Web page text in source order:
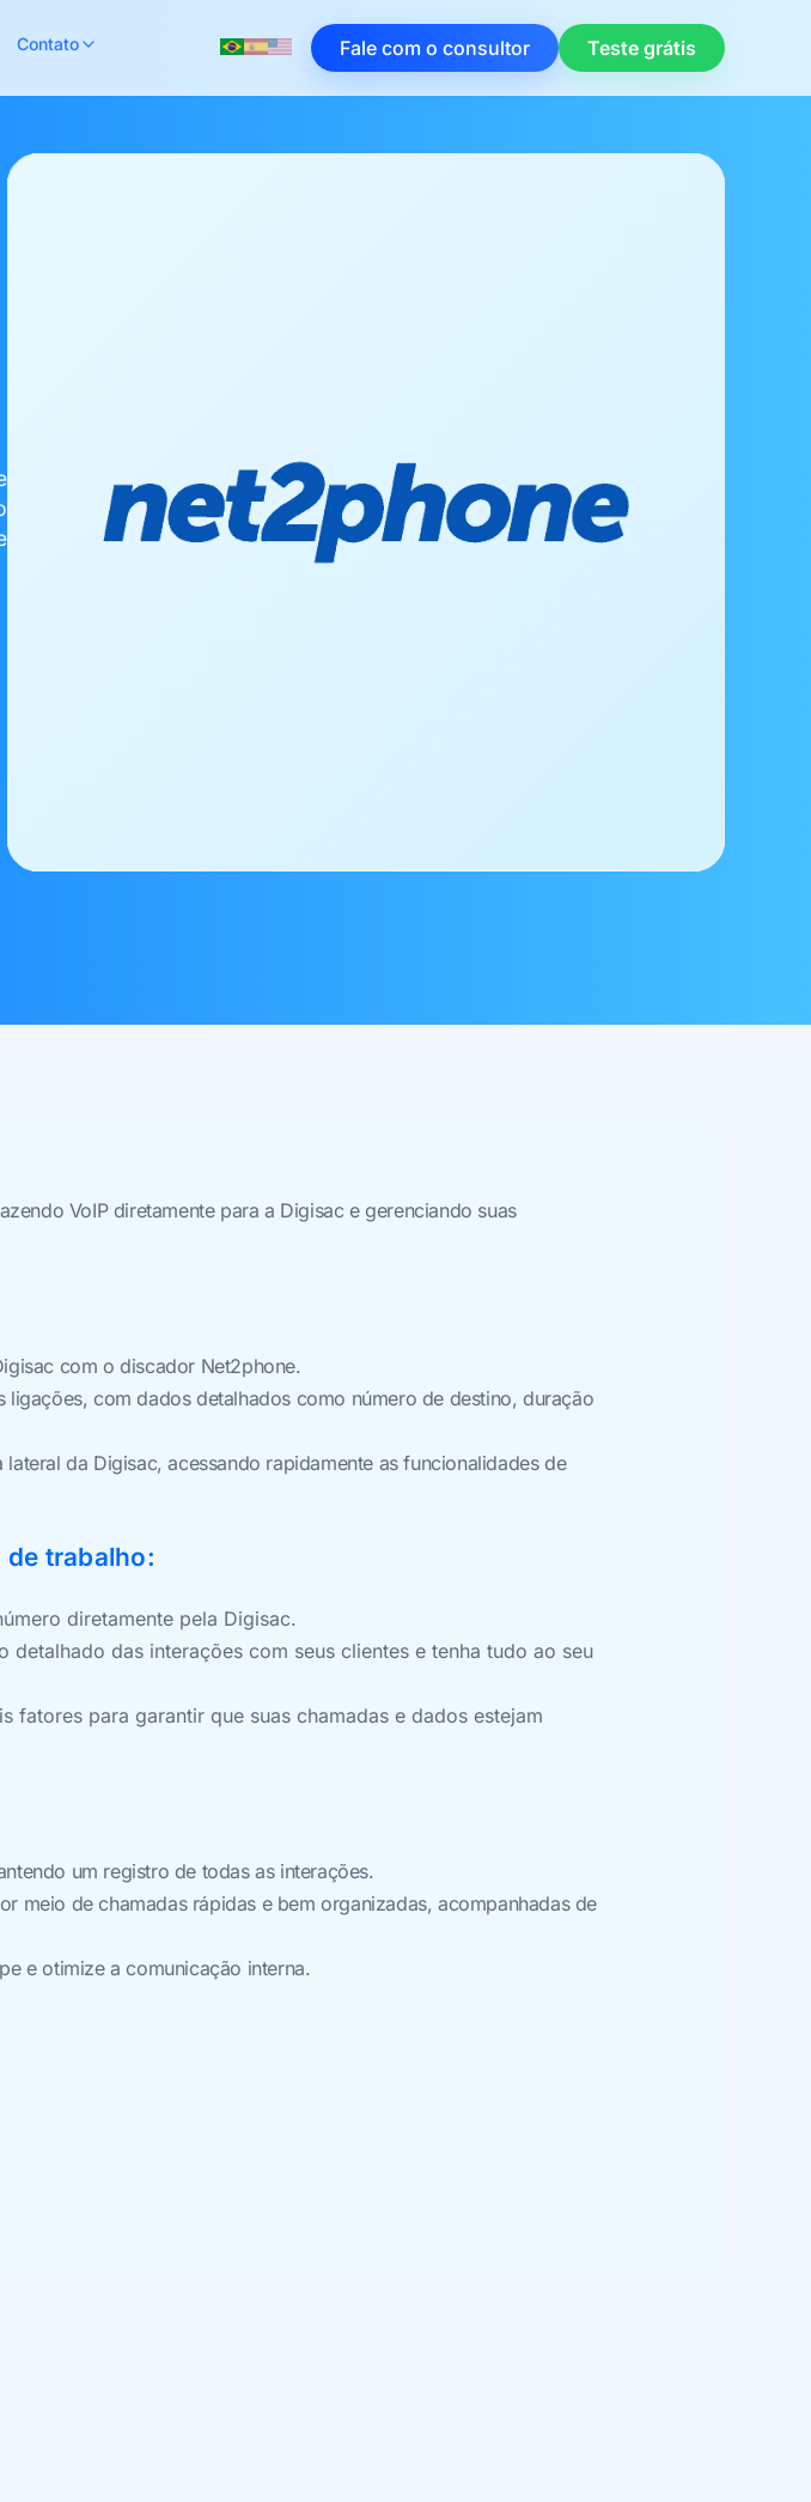
Contato Fale com o consultor Teste grátis
VoIP diretamente para a Digisac e gerenciando suas
com o discador Net2phone.
ligações, com dados detalhados como número de destino, duração
da Digisac, acessando rapidamente as funcionalidades de
de trabalho:
diretamente pela Digisac.
detalhado das interações com seus clientes e tenha tudo ao seu
fatores para garantir que suas chamadas e dados estejam
um registro de todas as interações.
meio de chamadas rápidas e bem organizadas, acompanhadas de
e otimize a comunicação interna.